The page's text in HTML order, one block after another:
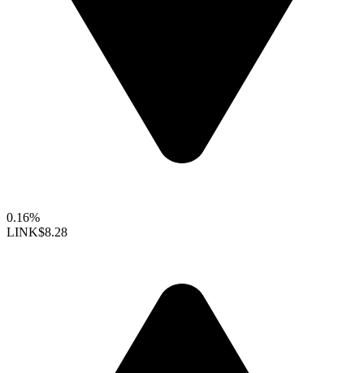
0.16%
LINK$8.28